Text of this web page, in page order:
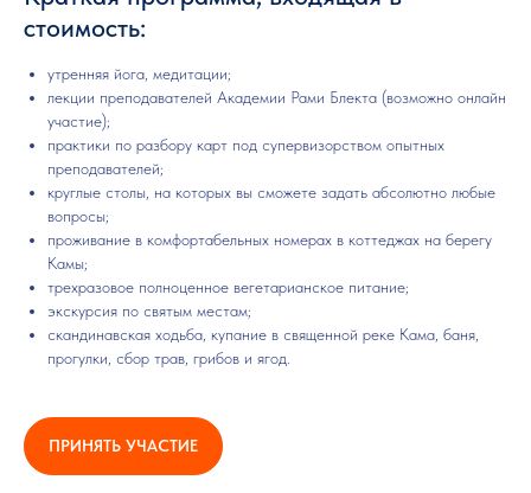
стоимость:
утренняя йога, медитации;
лекции преподавателей Академии Рами Блекта (возможно онлайн
участие);
практики по разбору карт под супервизорством опытных
преподавателей;
круглые столы, на которых вы сможете задать абсолютно любые
вопросы;
проживание в комфортабельных номерах в коттеджах на берегу
Камы;
трехразовое полноценное вегетарианское питание;
экскурсия по святым местам;
скандинавская ходьба, купание в священной реке Кама, баня,
прогулки, сбор трав, грибов и ягод.
ПРИНЯТЬ УЧАСТИЕ